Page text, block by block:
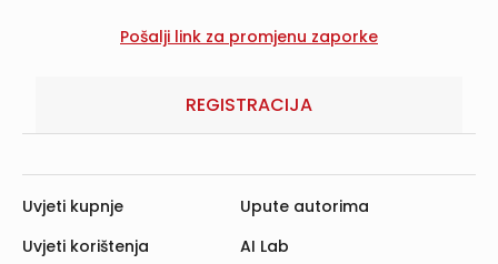
REGISTRACIJA
Uvjeti kupnje
Uvjeti korištenja
Upute autorima
AI Lab